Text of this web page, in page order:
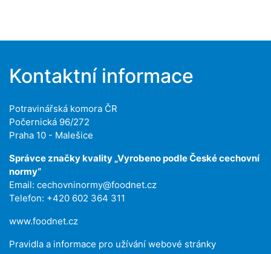
Kontaktní informace
Potravinářská komora ČR
Počernická 96/272
Praha 10 - Malešice
Správce značky kvality „Vyrobeno podle České cechovní
normy“
Email: cechovninormy@foodnet.cz
Telefon: +420 602 364 311
www.foodnet.cz
Pravidla a informace pro užívání webové stránky